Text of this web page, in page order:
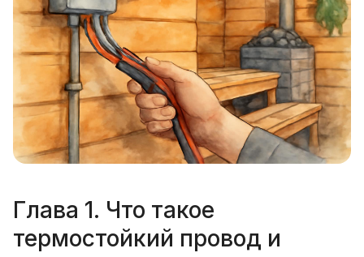
Глава 1. Что такое
термостойкий провод и